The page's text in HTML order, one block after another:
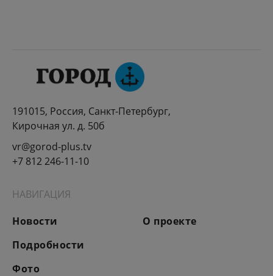
191015, Россия, Санкт-Петербург,
Кирочная ул. д. 50б
vr@gorod-plus.tv
+7 812 246-11-10
НАВИГАЦИЯ
Новости
Подробности
Фото
О проекте